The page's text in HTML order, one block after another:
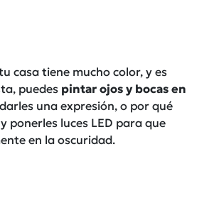
casa tiene mucho color, y es
puedes pintar ojos y bocas en
una expresión, o por qué
ponerles luces LED para que
en la oscuridad.